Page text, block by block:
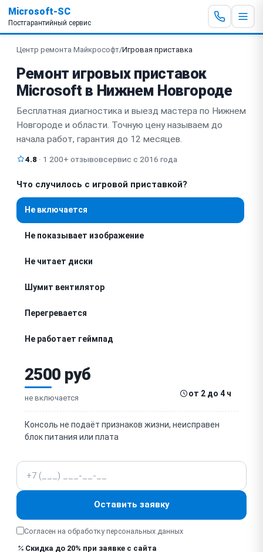
Microsoft-SC
Постгарантийный сервис
Центр ремонта Майкрософт/Игровая приставка
Ремонт игровых приставок
Microsoft в Нижнем Новгороде
Бесплатная диагностика и выезд мастера по Нижнем
Новгороде и области. Точную цену называем до
начала работ, гарантия до 12 месяцев.
4.8 · 1 200+ отзывовсервис с 2016 года
Что случилось с игровой приставкой?
Не включается
Не показывает изображение
Не читает диски
Шумит вентилятор
Перегревается
Не работает геймпад
Не загружается система
Ошибка обновления
Не работает USB
Мигает индикатор
2500 руб
не включается от 2 до 4 ч
Консоль не подаёт признаков жизни, неисправен
блок питания или плата
Телефон
Оставить заявку
Согласен на обработку персональных данных
Скидка до 20% при заявке с сайта